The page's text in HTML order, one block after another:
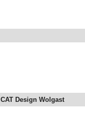
CAT Design Wolgast